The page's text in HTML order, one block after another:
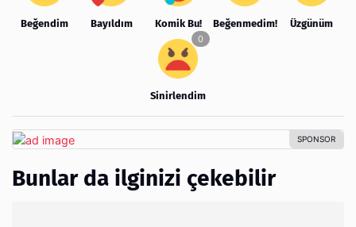
Beğendim Bayıldım Komik Bu! Beğenmedim! Üzgünüm
Sinirlendim
Bunlar da ilginizi çekebilir